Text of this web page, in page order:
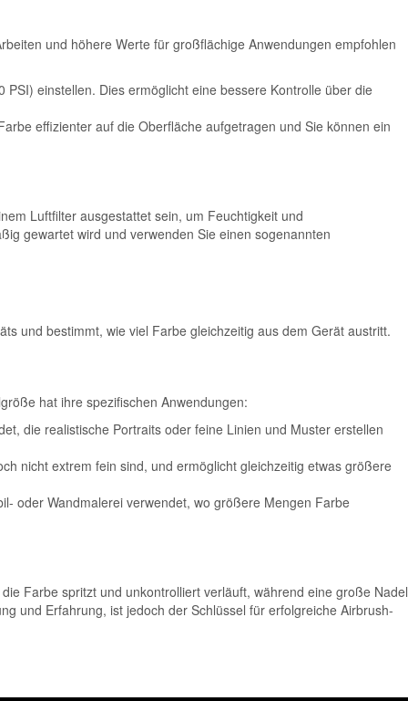
und höhere Werte für großflächige Anwendungen empfohlen
einstellen. Dies ermöglicht eine bessere Kontrolle über die
effizienter auf die Oberfläche aufgetragen und Sie können ein
Luftfilter ausgestattet sein, um Feuchtigkeit und
gewartet wird und verwenden Sie einen sogenannten
und bestimmt, wie viel Farbe gleichzeitig aus dem Gerät austritt.
hat ihre spezifischen Anwendungen:
die realistische Portraits oder feine Linien und Muster erstellen
nicht extrem fein sind, und ermöglicht gleichzeitig etwas größere
oder Wandmalerei verwendet, wo größere Mengen Farbe
Farbe spritzt und unkontrolliert verläuft, während eine große Nadel
und Erfahrung, ist jedoch der Schlüssel für erfolgreiche Airbrush-